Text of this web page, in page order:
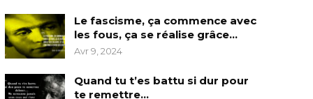
Le fascisme, ça commence avec
les fous, ça se réalise grâce…
Avr 9, 2024
Quand tu t’es battu si dur pour
te remettre…